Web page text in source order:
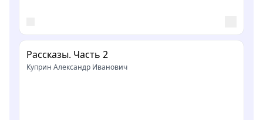
Рассказы. Часть 2
Куприн Александр Иванович